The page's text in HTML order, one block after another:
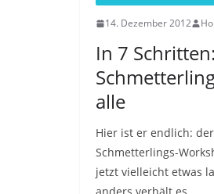
14. Dezember 2012
In 7 Schritten:
alle
Hier ist er endlich:
Schmetterlings-
jetzt vielleicht etwas